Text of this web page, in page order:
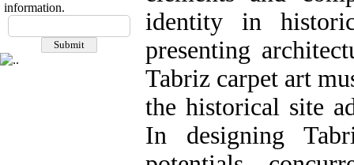
information.
identity in
presenting
Tabriz carpet art
the historical site
In designing